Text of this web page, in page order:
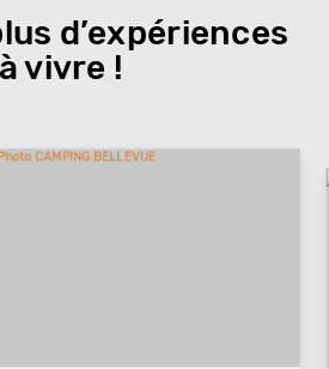
d’expériences
à vivre !